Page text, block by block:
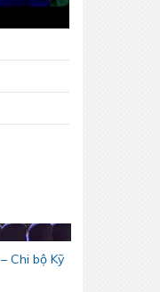
bộ Kỹ